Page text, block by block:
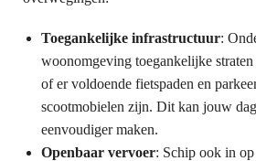
Toegankelijke infrastructuur:
woonomgeving toegankelijke
of er voldoende fietspaden en
scootmobielen zijn. Dit kan jouw
eenvoudiger maken.
Openbaar vervoer: Schip ook in